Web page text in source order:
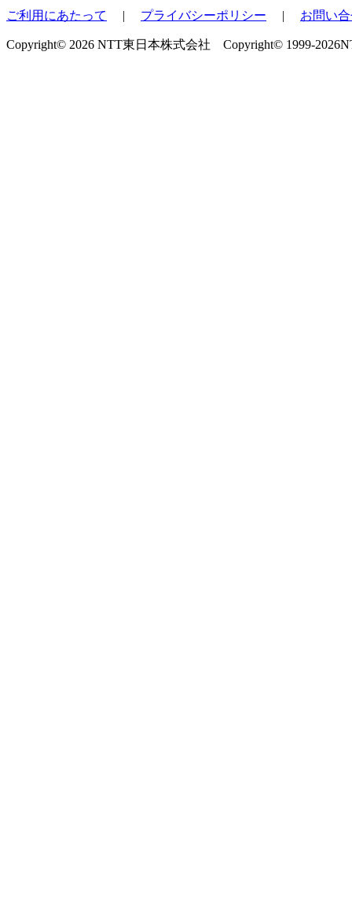
ご利用にあたって | プライバシーポリシー | お問い
Copyright© 2026 NTT東日本株式会社 Copyright© 1999-